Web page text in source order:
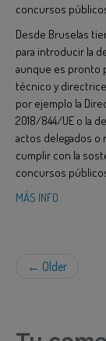
concursos
Desde Bruselas
para introducir la
aunque es pronto
técnico y
por ejemplo la
2018/844/UE o la
actos delegados o
cumplir con la
concursos
MÁS INFO
← Older